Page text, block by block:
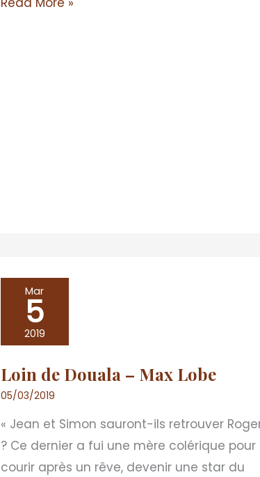
Mar
5
2019
Loin de Douala – Max Lobe
05/03/2019
« Jean et Simon sauront-ils retrouver
? Ce dernier a fui une mère colérique pour
courir après un rêve, devenir une star du
Douala
Max
Lobe